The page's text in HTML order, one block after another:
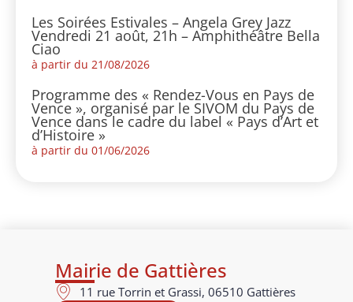
Les Soirées Estivales – Angela Grey Jazz
Vendredi 21 août, 21h – Amphithéâtre Bella
Ciao
à partir du 21/08/2026
Programme des « Rendez-Vous en Pays de
Vence », organisé par le SIVOM du Pays de
Vence dans le cadre du label « Pays d’Art et
d’Histoire »
à partir du 01/06/2026
Mairie de Gattières
11 rue Torrin et Grassi, 06510 Gattières